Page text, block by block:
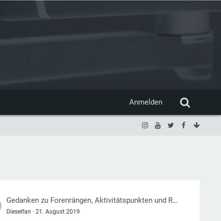
Anmelden
Gedanken zu Forenrängen, Aktivitätspunkten und Reputation, und was man davon hat.
Dieselfan 21. August 2019